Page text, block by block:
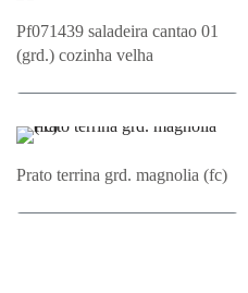
Pf071439 saladeira cantao 01
(grd.) cozinha velha
Adicionar ao Orçamento
Prato terrina grd. magnolia (fc)